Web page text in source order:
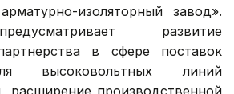
изоляторный завод».
развитие
в сфере поставок
высоковольтных линий
расширение производственной